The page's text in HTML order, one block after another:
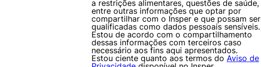
a restrições alimentares, questões de saúde,
entre outras informações que optar por
compartilhar com o Insper e que possam ser
qualificadas como dados pessoais sensíveis.
Estou de acordo com o compartilhamento
dessas informações com terceiros caso
necessário aos fins aqui apresentados.
Estou ciente quanto aos termos do Aviso de